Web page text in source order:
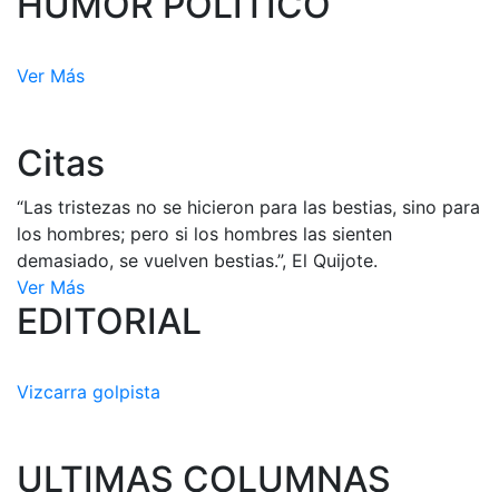
Ver Más
Citas
“Las tristezas no se hicieron para las bestias, sino para
los hombres; pero si los hombres las sienten
demasiado, se vuelven bestias.”, El Quijote.
Ver Más
EDITORIAL
Vizcarra golpista
ULTIMAS COLUMNAS